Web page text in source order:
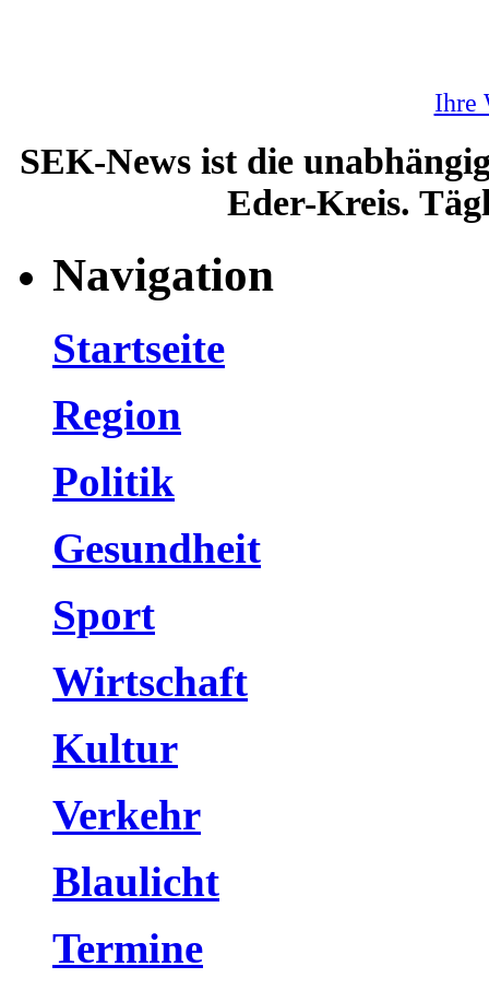
Ihre
SEK-News ist die
Eder-Kreis.
Navigation
Startseite
Region
Politik
Gesundheit
Sport
Wirtschaft
Kultur
Verkehr
Blaulicht
Termine